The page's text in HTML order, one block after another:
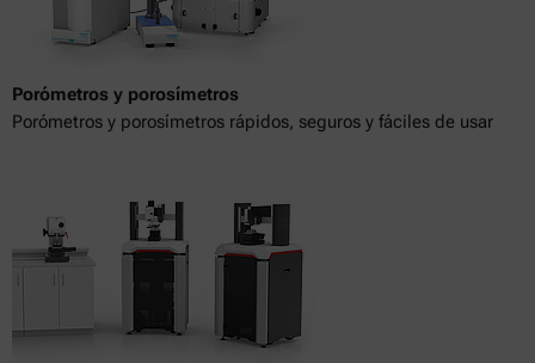
Porómetros y porosímetros
Porómetros y porosímetros rápidos, seguros y fáciles de usar